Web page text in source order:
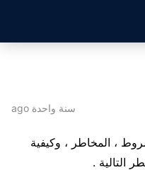
سنة واحدة ago
، المخاطر ، وكيفية
التالية .